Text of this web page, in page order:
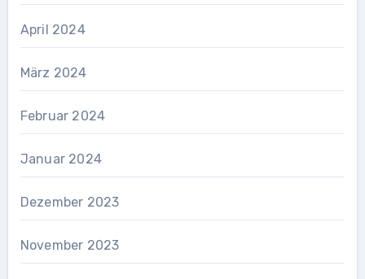
April 2024
März 2024
Februar 2024
Januar 2024
Dezember 2023
November 2023